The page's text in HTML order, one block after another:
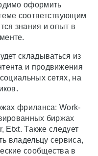
оформить
соответствующим
знания и опыт в
складываться из
и продвижения
сетях, на
фриланса: Work-
биржах
Etxt. Также следует
владельцу сервиса,
сообщества в